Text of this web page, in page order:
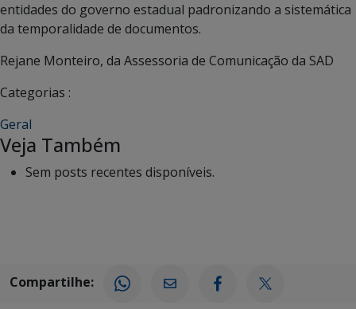
entidades do governo estadual padronizando a sistemática
da temporalidade de documentos.
Rejane Monteiro, da Assessoria de Comunicação da SAD
Categorias :
Geral
Veja Também
Sem posts recentes disponíveis.
Compartilhe: